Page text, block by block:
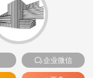
企业微信